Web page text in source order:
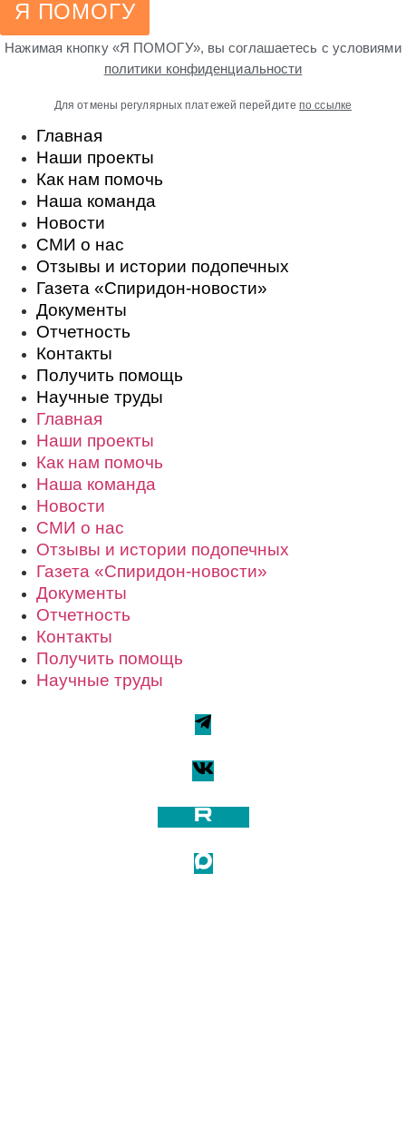
Я ПОМОГУ
Нажимая кнопку «Я ПОМОГУ», вы соглашаетесь с условиями
политики конфиденциальности
Для отмены регулярных платежей перейдитепо ссылке
Главная
Наши проекты
Как нам помочь
Наша команда
Новости
СМИ о нас
Отзывы и истории подопечных
Газета «Спиридон-новости»
Документы
Отчетность
Контакты
Получить помощь
Научные труды
Главная
Наши проекты
Как нам помочь
Наша команда
Новости
СМИ о нас
Отзывы и истории подопечных
Газета «Спиридон-новости»
Документы
Отчетность
Контакты
Получить помощь
Научные труды